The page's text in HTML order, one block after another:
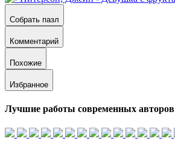
Собрать пазл
Комментарий
Похожие
Избранное
Лучшие работы современных авторов